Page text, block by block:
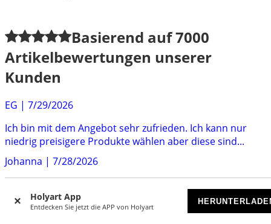
Holyart App
Entdecken Sie jetzt die APP von Holyart
Basierend auf7000
Artikelbewertungen unserer
Kunden
EG | 7/29/2026
Ich bin mit dem Angebot sehr zufrieden. Ich kann nur
niedrig preisigere Produkte wählen aber diese sind...
Johanna | 7/28/2026
Rosenkranz